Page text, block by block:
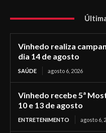
Vinhedo realiza
dia 14 de agosto
SAÚDE agosto 6, 2026
Vinhedo recebe 5ª
10 e 13 de agosto
ENTRETENIMENTO agosto 6,